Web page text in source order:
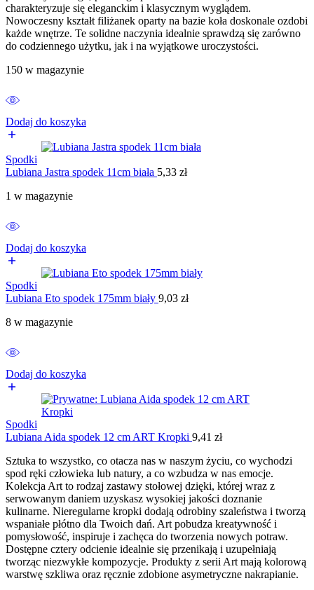
charakteryzuje się eleganckim i klasycznym wyglądem.
Nowoczesny kształt filiżanek oparty na bazie koła doskonale ozdobi
każde wnętrze. Te solidne naczynia idealnie sprawdzą się zarówno
do codziennego użytku, jak i na wyjątkowe uroczystości.
150 w magazynie
Dodaj do koszyka
Spodki
Lubiana Jastra spodek 11cm biała 5,33 zł
1 w magazynie
Dodaj do koszyka
Spodki
Lubiana Eto spodek 175mm biały 9,03 zł
8 w magazynie
Dodaj do koszyka
Spodki
Lubiana Aida spodek 12 cm ART Kropki 9,41 zł
Sztuka to wszystko, co otacza nas w naszym życiu, co wychodzi
spod ręki człowieka lub natury, a co wzbudza w nas emocje.
Kolekcja Art to rodzaj zastawy stołowej dzięki, której wraz z
serwowanym daniem uzyskasz wysokiej jakości doznanie
kulinarne. Nieregularne kropki dodają odrobiny szaleństwa i tworzą
wspaniałe płótno dla Twoich dań. Art pobudza kreatywność i
pomysłowość, inspiruje i zachęca do tworzenia nowych potraw.
Dostępne cztery odcienie idealnie się przenikają i uzupełniają
tworząc niezwykłe kompozycje. Produkty z serii Art mają kolorową
warstwę szkliwa oraz ręcznie zdobione asymetryczne nakrapianie.